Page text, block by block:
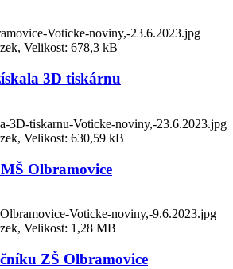
Voticke-noviny,-23.6.2023.jpg
Velikost: 678,3 kB
3D tiskárnu
3D-tiskarnu-Voticke-noviny,-23.6.2023.jpg
Velikost: 630,59 kB
Olbramovice
Voticke-noviny,-9.6.2023.jpg
Velikost: 1,28 MB
ZŠ Olbramovice